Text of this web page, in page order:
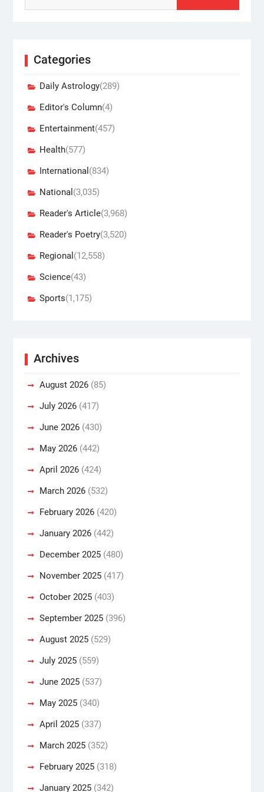
Categories
Daily Astrology(289)
Editor's Column(4)
Entertainment(457)
Health(577)
International (834)
National (3,035)
Reader's Article(3,968)
Reader's Poetry(3,520)
Regional (12,558)
Science(43)
Sports(1,175)
Archives
August 2026(85)
July 2026(417)
June 2026(430)
May 2026(442)
April 2026(424)
March 2026(532)
February 2026(420)
January 2026(442)
December 2025(480)
November 2025(417)
October 2025(403)
September 2025(396)
August 2025(529)
July 2025(559)
June 2025(537)
May 2025(340)
April 2025(337)
March 2025(352)
February 2025(318)
January 2025(342)